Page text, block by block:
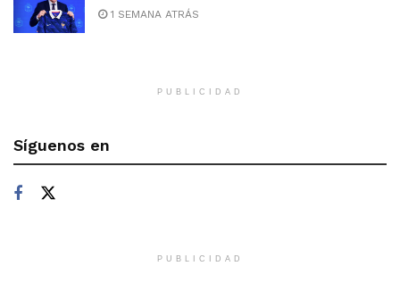
1 SEMANA ATRÁS
PUBLICIDAD
Síguenos en
PUBLICIDAD